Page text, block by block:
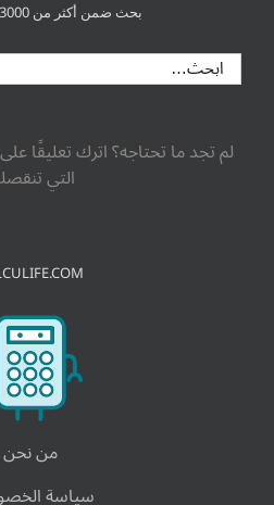
بحث ضمن أكثر من 3000 أداة إلكترونية
البحث
عن:
لم تجد ما تحتاجه؟ اترك تعليقًا
التي
من نحن
سياسة